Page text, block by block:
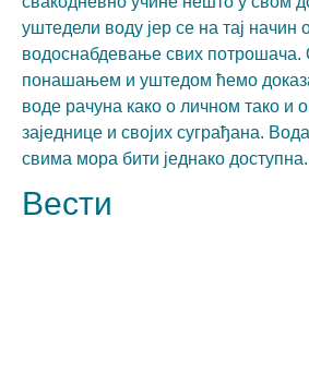
Вести
уштедели воду јер се на тај начин
водоснабдевање свих потрошача.
понашањем и уштедом ћемо
воде рачуна како о личном тако и
заједнице и својих суграђана.
свима мора бити једнако доступна.
By sharing
your
interests
behavior as
you visit our
site, you
increase the
chance of
personalized